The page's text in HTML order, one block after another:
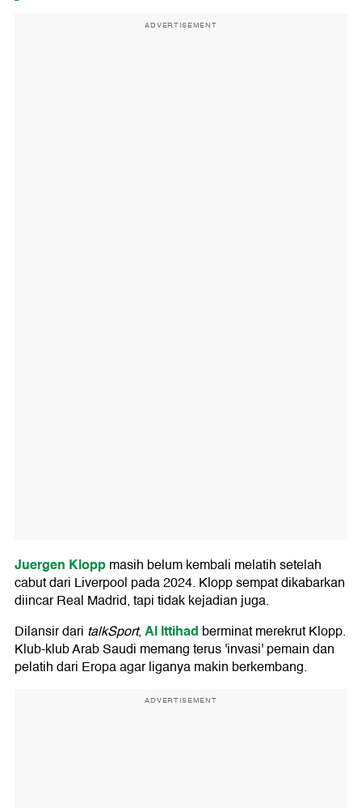
ADVERTISEMENT
Juergen Kloppmasih belum kembali melatih setelah
cabut dari Liverpool pada 2024. Klopp sempat dikabarkan
diincar Real Madrid, tapi tidak kejadian juga.
Dilansir dari talkSport,Al Ittihad berminat merekrut Klopp.
Klub-klub Arab Saudi memang terus 'invasi' pemain dan
pelatih dari Eropa agar liganya makin berkembang.
ADVERTISEMENT